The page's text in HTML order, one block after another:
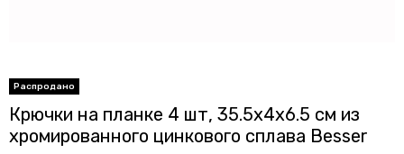
Крючки на планке 4 шт, 35.5х4х6.5 см из
хромированного цинкового сплава Besser